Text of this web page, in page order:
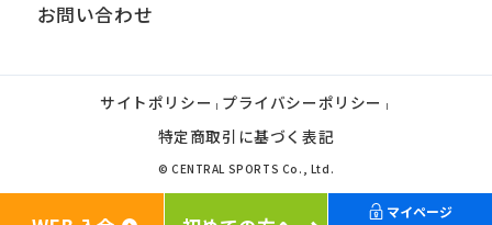
お問い合わせ
サイトポリシー | プライバシーポリシー |
特定商取引に基づく表記
© CENTRAL SPORTS Co., Ltd.
マイページ